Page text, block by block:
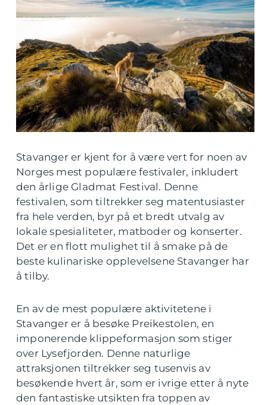
Stavanger er kjent for å være vert for noen av
Norges mest populære festivaler, inkludert
den årlige Gladmat Festival. Denne
festivalen, som tiltrekker seg matentusiaster
fra hele verden, byr på et bredt utvalg av
lokale spesialiteter, matboder og konserter.
Det er en flott mulighet til å smake på de
beste kulinariske opplevelsene Stavanger har
å tilby.
En av de mest populære aktivitetene i
Stavanger er å besøke Preikestolen, en
imponerende klippeformasjon som stiger
over Lysefjorden. Denne naturlige
attraksjonen tiltrekker seg tusenvis av
besøkende hvert år, som er ivrige etter å nyte
den fantastiske utsikten fra toppen av